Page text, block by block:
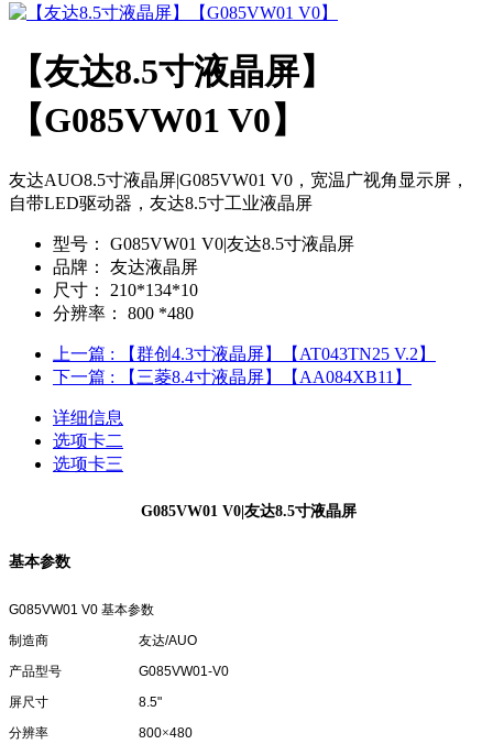
【友达8.5寸液晶屏】
【G085VW01 V0】
友达AUO8.5寸液晶屏|G085VW01 V0，宽温广视角显示屏，
自带LED驱动器，友达8.5寸工业液晶屏
型号：
G085VW01 V0|友达8.5寸液晶屏
品牌：
友达液晶屏
尺寸：
210*134*10
分辨率：
800 *480
上一篇 : 【群创4.3寸液晶屏】【AT043TN25 V.2】
下一篇 : 【三菱8.4寸液晶屏】【AA084XB11】
详细信息
选项卡二
选项卡三
G085VW01 V0|友达8.5寸液晶屏
基本参数
G085VW01 V0 基本参数
制造商
友达/AUO
产品型号
G085VW01-V0
屏尺寸
8.5"
分辨率
800×480